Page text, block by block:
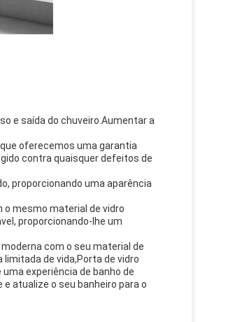
e saída do chuveiro.Aumentar a
oferecemos uma garantia
contra quaisquer defeitos de
proporcionando uma aparência
o mesmo material de vidro
proporcionando-lhe um
com o seu material de
de vida,Porta de vidro
experiência de banho de
e atualize o seu banheiro para o